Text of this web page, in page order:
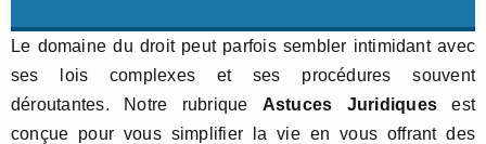
Le domaine du droit peut parfois sembler intimidant avec
ses lois complexes et ses procédures souvent
déroutantes. Notre rubrique Astuces Juridiques est
conçue pour vous simplifier la vie en vous offrant des